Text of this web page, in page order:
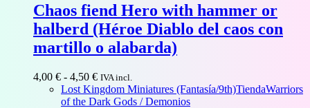
Chaos fiend Hero with hammer or
halberd (Héroe Diablo del caos con
martillo o alabarda)
4,00 € - 4,50 €Rango
de
precios:
IVA incl.
Lost Kingdom Miniatures (Fantasía/9th)TiendaWarriors
of the Dark Gods / Demonios